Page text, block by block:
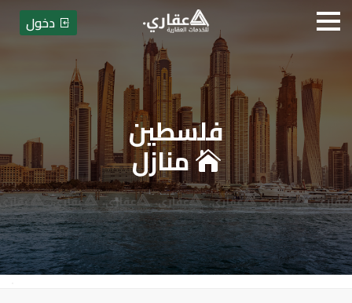
عقاري للخدمات العقارية -
فلسطين
منازل
دخول